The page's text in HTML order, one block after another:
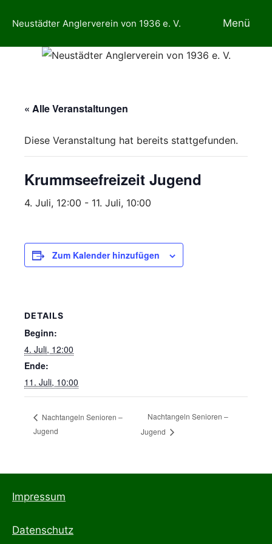
InhaltNeustädter Anglerverein von 1936 e. V. Menü
« Alle Veranstaltungen
Diese Veranstaltung hat bereits stattgefunden.
Krummseefreizeit Jugend
4. Juli, 12:00 - 11. Juli, 10:00
Zum Kalender hinzufügen
DETAILS
Beginn:
4. Juli, 12:00
Ende:
11. Juli, 10:00
Nachtangeln Senioren –
Jugend
Nachtangeln Senioren –
Jugend
Impressum
Datenschutz